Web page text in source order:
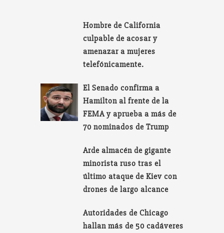
Hombre de California
culpable de acosar y
amenazar a mujeres
telefónicamente.
El Senado confirma a
Hamilton al frente de la
FEMA y aprueba a más de
70 nominados de Trump
Arde almacén de gigante
minorista ruso tras el
último ataque de Kiev con
drones de largo alcance
Autoridades de Chicago
hallan más de 50 cadáveres